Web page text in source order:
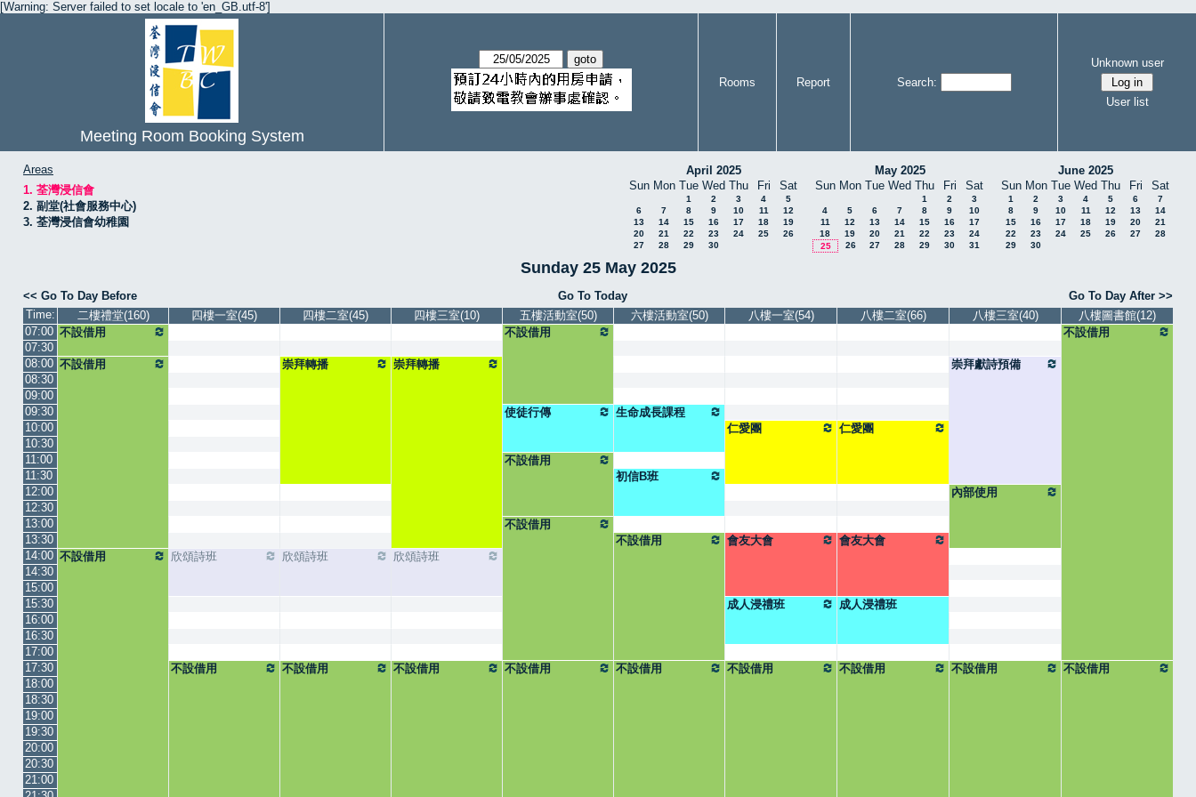
[Warning: Server failed to set locale to 'en_GB.utf-8']
Meeting Room Booking System
Rooms Report Search:
Unknown user
User list
Areas
1. 荃灣浸信會
2. 副堂(社會服務中心)
3. 荃灣浸信會幼稚園
April 2025
Sun Mon Tue Wed Thu Fri Sat
1 2 3 4
5
6
7 8 9 10 11
12
13
14 15 16 17 18
19
20
21 22 23 24 25
26
27
28 29 30
May 2025
Sun Mon Tue Wed Thu Fri Sat
1 2
3
4
5 6 7 8 9
10
11
12 13 14 15 16
17
18
19 20 21 22 23
24
25
26 27 28 29 30 31
June 2025
Sun Mon Tue Wed Thu Fri Sat
1 2 3 4 5 6
7
8
9 10 11 12 13
14
15
16 17 18 19 20
21
22
23 24 25 26 27
28
29
30
Sunday 25 May 2025
<< Go To Day Before Go To Today
Go To Day After >>
Time:
二樓禮堂(160) 四樓一室(45) 四樓二室(45) 四樓三室(10) 五樓活動室(50) 六樓活動室(50) 八樓一室(54) 八樓二室(66) 八樓三室(40)
八樓圖書館(12)
07:00 不設借用 不設借用
不設借用
07:30
08:00 不設借用 崇拜轉播 崇拜轉播
崇拜獻詩預備
08:30
09:00
09:30
使徒行傳
生命成長課程
10:00
仁愛團
仁愛團
10:30
11:00
不設借用
11:30
初信B班
12:00
內部使用
12:30
13:00
不設借用
13:30
不設借用 會友大會
會友大會
14:00 不設借用 欣頌詩班 欣頌詩班
欣頌詩班
14:30
15:00
15:30
成人浸禮班
成人浸禮班
16:00
16:30
17:00
17:30
不設借用 不設借用 不設借用 不設借用 不設借用 不設借用 不設借用 不設借用
不設借用
18:00
18:30
19:00
19:30
20:00
20:30
21:00